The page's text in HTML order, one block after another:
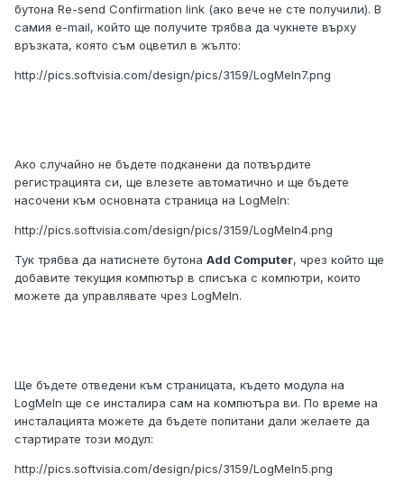
бутона Re-send Confirmation link (ако вече не сте получили). В
самия e-mail, който ще получите трябва да чукнете върху
връзката, която съм оцветил в жълто:
http://pics.softvisia.com/design/pics/3159/LogMeIn7.png
Ако случайно не бъдете подканени да потвърдите
регистрацията си, ще влезете автоматично и ще бъдете
насочени към основната страница на LogMeIn:
http://pics.softvisia.com/design/pics/3159/LogMeIn4.png
Тук трябва да натиснете бутона Add Computer, чрез който ще
добавите текущия компютър в списъка с компютри, които
можете да управлявате чрез LogMeIn.
Ще бъдете отведени към страницата, където модула на
LogMeIn ще се инсталира сам на компютъра ви. По време на
инсталацията можете да бъдете попитани дали желаете да
стартирате този модул:
http://pics.softvisia.com/design/pics/3159/LogMeIn5.png